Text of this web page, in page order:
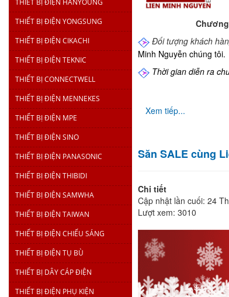
THIẾT BỊ ĐIỆN HANYOUNG
THIẾT BỊ ĐIỆN YONGSUNG
THIẾT BỊ ĐIỆN CIKACHI
THIẾT BỊ ĐIỆN TEKNIC
THIẾT BỊ CONNECTWELL
THIẾT BỊ ĐIỆN MENNEKES
THIẾT BỊ ĐIỆN MPE
THIẾT BỊ ĐIỆN SINO
THIẾT BỊ ĐIỆN PANASONIC
THIẾT BỊ ĐIỆN THIBIDI
THIẾT BỊ ĐIỆN SAMWHA
THIẾT BỊ ĐIỆN TAIWAN
THIẾT BỊ ĐIỆN CHIẾU SÁNG
THIẾT BỊ ĐIỆN TỤ BÙ
THIẾT BỊ DÂY CÁP ĐIỆN
THIẾT BỊ ĐIỆN PHỤ KIỆN
Đối tượng khách
Minh Nguyễn chúng tôi.
Thời gian diễn ra
Xem tiếp...
Săn SALE cùng
Chi tiết
Cập nhật lần cuối: 24
Lượt xem: 3010